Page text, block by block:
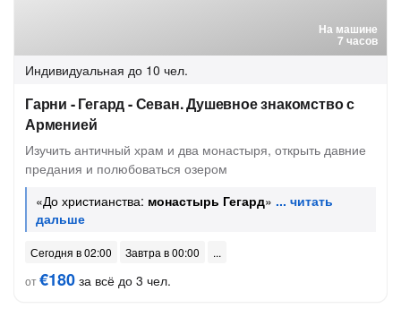
На машине
7 часов
Индивидуальная до 10 чел.
Гарни - Гегард - Севан. Душевное знакомство с
Арменией
Изучить античный храм и два монастыря, открыть давние
предания и полюбоваться озером
«До христианства: монастырь Гегард»
Сегодня в 02:00
Завтра в 00:00
от€180 за всё до 3 чел.